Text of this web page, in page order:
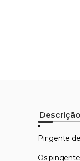
Descrição
"
Pingente
Os